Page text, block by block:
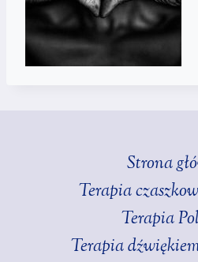
Strona
Terapia
Terapia
Terapia